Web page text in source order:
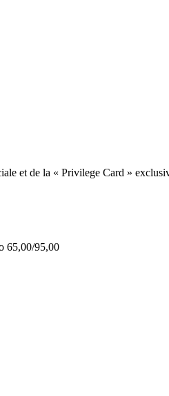
et de la « Privilege Card »
65,00/95,00